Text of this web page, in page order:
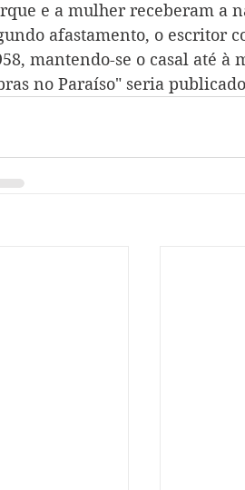
e a mulher receberam a
afastamento, o escritor
mantendo-se o casal até à
no Paraíso" seria